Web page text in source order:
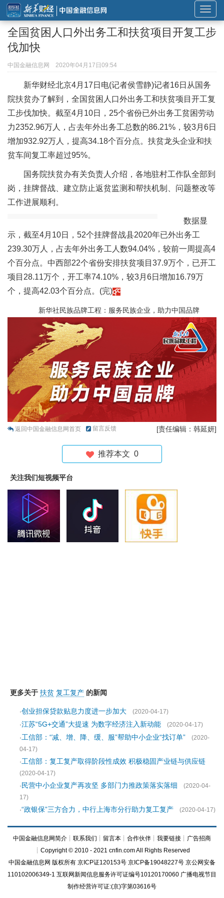
展
开
或
导
航
全国贫困人口外出务工和扶贫项目开复工步
伐加快
中国金融信息网 2020年04月17日09:54
新华财经北京4月17日电(记者侯雪静)记者16日从国务
院扶贫办了解到，全国贫困人口外出务工和扶贫项目开工复
工步伐加快。截至4月10日，25个省份已外出务工贫困劳动
力2352.96万人，占去年外出务工总数的86.21%，较3月6日
增加932.92万人，提高34.18个百分点。扶贫龙头企业和扶
贫车间复工率超过95%。
国务院扶贫办有关负责人介绍，各地驻村工作队全部到
岗，挂牌督战、建立防止返贫监测和帮扶机制、问题整改等
工作进展顺利。
数据显
示，截至4月10日，52个挂牌督战县2020年已外出务工
239.30万人，占去年外出务工人数94.04%，较前一周提高4
个百分点。中西部22个省份安排扶贫项目37.9万个，已开工
项目28.11万个，开工率74.10%，较3月6日增加16.79万
个，提高42.03个百分点。(完)
新华社民族品牌工程：服务民族企业，助力中国品牌
返回中国金融信息网首页 留言反馈 [责任编辑：韩延妍]
推荐本文 0
关注我们短视频平台
更多关于 扶贫 复工复产 的新闻
·创业担保贷款贴息力度进一步加大
(2020-04-17)
·江苏“5G+交通”大提速 为数字经济注入新动能
(2020-04-17)
·工信部：“减、增、降、缓、服”帮助中小企业“找订单”
(2020-
04-17)
·工信部：复工复产取得阶段性成效 积极稳固产业链与供应链
(2020-04-17)
· 民营中小企业复产再攻坚 多部门力推政策落实落细
(2020-04-
17)
·“政银保”三方合力，中行上海市分行助力复工复产 (2020-04-17)
中国金融信息网简介 ┊ 联系我们 ┊ 留言本 ┊ 合作伙伴 ┊ 我要链接 ┊ 广告招商
┊Copyright © 2010 - 2021 cnfin.com All Rights Reserved
中国金融信息网 版权所有 京ICP证120153号 京ICP备19048227号 京公网安备
110102006349-1 互联网新闻信息服务许可证编号10120170060 广播电视节目
制作经营许可证:(京)字第03616号